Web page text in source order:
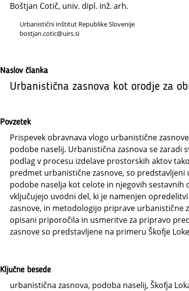
Boštjan Cotič, univ. dipl. inž. arh.
Urbanistični inštitut Republike Slovenije
bostjan.cotic@uirs.si
Naslov članka
Urbanistična zasnova kot orodje za
Povzetek
Prispevek obravnava vlogo urbanistične
podobe naselij. Urbanistična zasnova se
podlag v procesu izdelave prostorskih aktov
predmet urbanistične zasnove, so
podobe naselja kot celote in njegovih
vključujejo uvodni del, ki je namenjen
zasnove, in metodologijo priprave urbanistične
opisani priporočila in usmeritve za pripravo
zasnove so predstavljene na primeru Škofje
Ključne besede
urbanistična zasnova, podoba naselij, Škofja